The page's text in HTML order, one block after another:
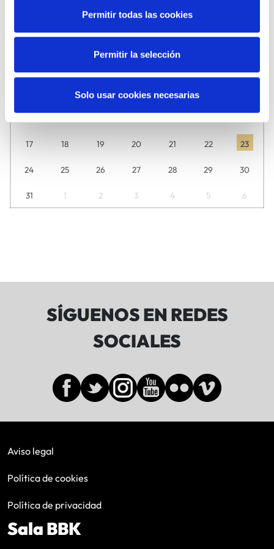
Permitir todas las cookies
Permitir la selección
Solo usar cookies necesarias
Descubre aquí día a día lo que tenemos preparado para ti.
L M M J V S D
5 6 7
17 18 19 20 21 22 23
24 25 26 27 28 29 30
31 1 2 3 4 5 6
SÍGUENOS EN REDES
SOCIALES
Aviso legal
Política de cookies
Política de privacidad
Sala BBK